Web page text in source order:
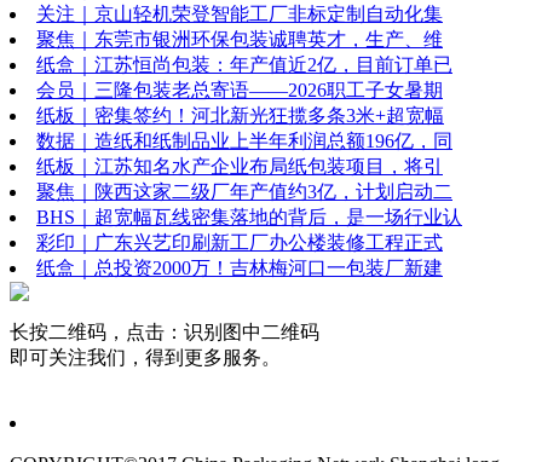
关注｜京山轻机荣登智能工厂非标定制自动化集
聚焦｜东莞市银洲环保包装诚聘英才，生产、维
纸盒｜江苏恒尚包装：年产值近2亿，目前订单已
会员｜三隆包装老总寄语——2026职工子女暑期
纸板｜密集签约！河北新光狂揽多条3米+超宽幅
数据｜造纸和纸制品业上半年利润总额196亿，同
纸板｜江苏知名水产企业布局纸包装项目，将引
聚焦｜陕西这家二级厂年产值约3亿，计划启动二
BHS｜超宽幅瓦线密集落地的背后，是一场行业认
彩印｜广东兴艺印刷新工厂办公楼装修工程正式
纸盒｜总投资2000万！吉林梅河口一包装厂新建
长按二维码，点击：识别图中二维码
即可关注我们，得到更多服务。